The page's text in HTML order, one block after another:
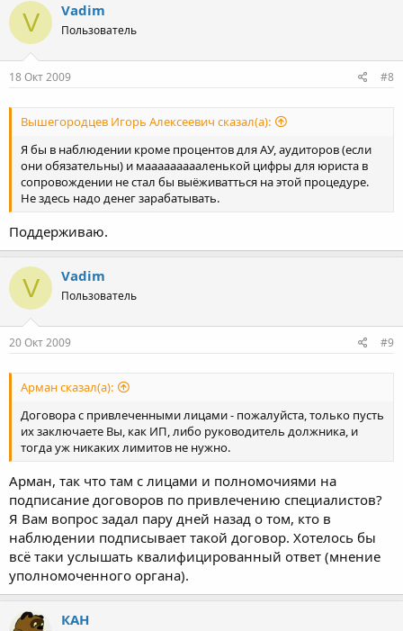
V Vadim
Пользователь
18 Окт 2009 #8
Вышегородцев Игорь Алексеевич сказал(а):
Я бы в наблюдении кроме процентов для АУ, аудиторов (если
они обязательны) и маааааааааленькой цифры для юриста в
сопровождении не стал бы выёживатться на этой процедуре.
Не здесь надо денег зарабатывать.
Поддерживаю.
V Vadim
Пользователь
20 Окт 2009 #9
Арман сказал(а):
Договора с привлеченными лицами - пожалуйста, только пусть
их заключаете Вы, как ИП, либо руководитель должника, и
тогда уж никаких лимитов не нужно.
Арман, так что там с лицами и полномочиями на
подписание договоров по привлечению специалистов?
Я Вам вопрос задал пару дней назад о том, кто в
наблюдении подписывает такой договор. Хотелось бы
всё таки услышать квалифицированный ответ (мнение
уполномоченного органа).
КАН